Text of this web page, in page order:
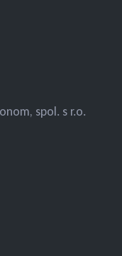
spol. s r.o.